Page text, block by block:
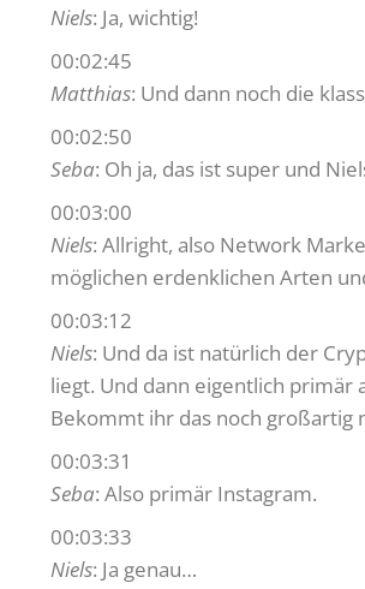
Niels: Ja, wichtig!
00:02:45
Matthias: Und dann noch die
00:02:50
Seba: Oh ja, das ist super und
00:03:00
Niels: Allright, also Network
möglichen erdenklichen Arten
00:03:12
Niels: Und da ist natürlich der
liegt. Und dann eigentlich primär
Bekommt ihr das noch großartig
00:03:31
Seba: Also primär Instagram.
00:03:33
Niels: Ja genau…